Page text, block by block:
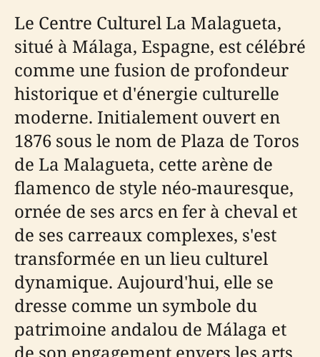
Le Centre Culturel La Malagueta,
situé à Málaga, Espagne, est célébré
comme une fusion de profondeur
historique et d'énergie culturelle
moderne. Initialement ouvert en
1876 sous le nom de Plaza de Toros
de La Malagueta, cette arène de
flamenco de style néo-mauresque,
ornée de ses arcs en fer à cheval et
de ses carreaux complexes, s'est
transformée en un lieu culturel
dynamique. Aujourd'hui, elle se
dresse comme un symbole du
patrimoine andalou de Málaga et